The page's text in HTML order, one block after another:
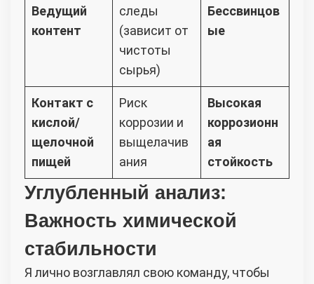
Ведущий
контент
следы
(зависит от
чистоты
сырья)
Бессвинцов
ые
Контакт с
кислой/
щелочной
пищей
Риск
коррозии и
выщелачив
ания
Высокая
коррозионн
ая
стойкость
Углубленный анализ:
Важность химической
стабильности
Я лично возглавлял свою команду, чтобы